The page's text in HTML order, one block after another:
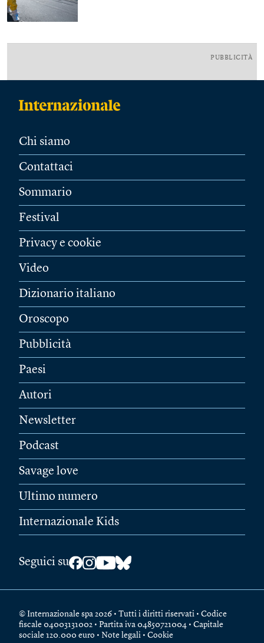
PUBBLICITÀ
Chi siamo
Contattaci
Sommario
Festival
Privacy e cookie
Video
Dizionario italiano
Oroscopo
Pubblicità
Paesi
Autori
Newsletter
Podcast
Savage love
Ultimo numero
Internazionale Kids
Seguici su
© Internazionale spa 2026 • Tutti i diritti riservati • Codice
fiscale 04003131002 • Partita iva 04850721004 • Capitale
sociale 120.000 euro • Note legali • Cookie